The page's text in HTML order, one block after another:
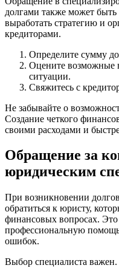
долгами также может
выработать стратегию и
кредиторами.
Определите сумму
Оцените возможные
ситуации.
Свяжитесь с
Не забывайте о
Создание четкого
своими расходами и
Обращение за
юридическим
При возникновении
обратиться к юристу,
финансовых вопросах.
профессиональную
ошибок.
Выбор специалиста